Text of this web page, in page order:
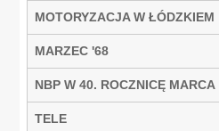
MOTORYZACJA W ŁÓDZKIEM
MARZEC '68
NBP W 40. ROCZNICĘ MARCA
TELE